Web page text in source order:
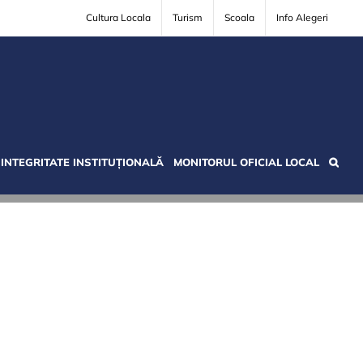
Cultura Locala Turism Scoala Info Alegeri
INTEGRITATE INSTITUȚIONALĂ MONITORUL OFICIAL LOCAL